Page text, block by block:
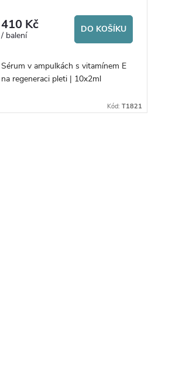
410 Kč
/ balení
DO KOŠÍKU
Sérum v ampulkách s vitamínem E
na regeneraci pleti | 10x2ml
Kód: T1821